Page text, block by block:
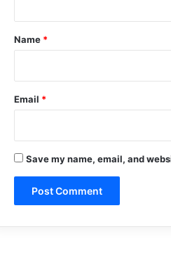
*
Name *
Email *
Save my name, email, and